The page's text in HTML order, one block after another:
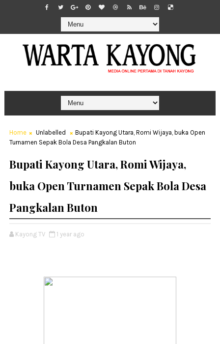
Home Unlabelled
Bupati Kayong Utara, Romi Wijaya, buka Open
Turnamen Sepak Bola Desa Pangkalan Buton
Bupati Kayong Utara, Romi Wijaya,
buka Open Turnamen Sepak Bola Desa
Pangkalan Buton
Kayong TV 1 year ago